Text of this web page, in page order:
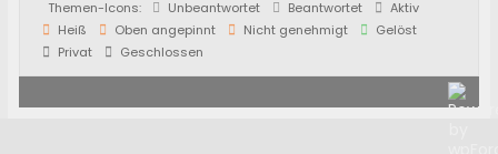
Themen-Icons:
Unbeantwortet Beantwortet
Aktiv
Heiß
Oben angepinnt Nicht genehmigt
Gelöst
Privat
Geschlossen